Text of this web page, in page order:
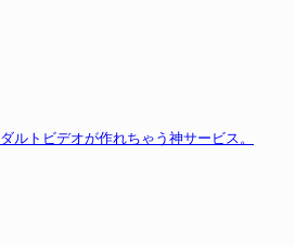
ルトビデオが作れちゃう神サービス。